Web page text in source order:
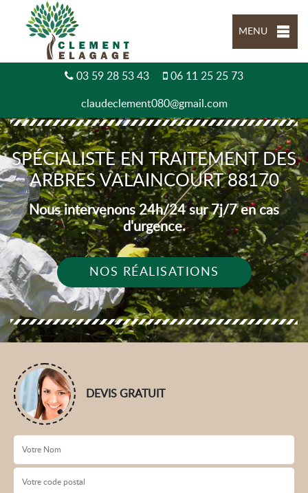
MENU
03 59 28 53 43 06 11 25 25 73
claudeclement080@gmail.com
SPÉCIALISTE EN TRAITEMENT DES
ARBRES VALAINCOURT 88170
Nous intervenons 24h/24 sur 7j/7 en cas
d'urgence.
NOS RÉALISATIONS
DEVIS GRATUIT